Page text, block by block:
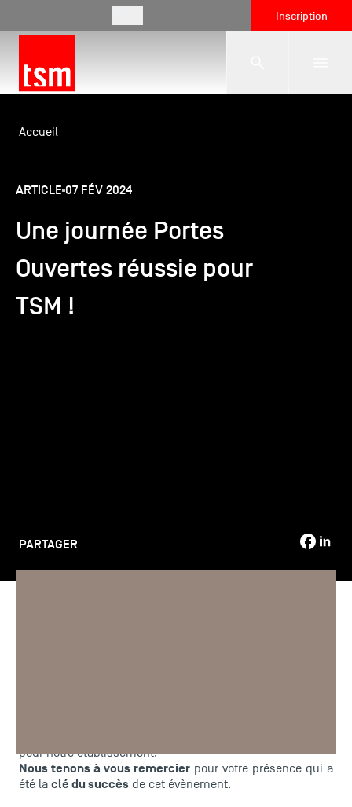
Inscription
L'école
Formations
Vie étudiante
Entreprises
PARTAGER
Accueil
ARTICLE 07 FÉV 2024
Une journée Portes
Ouvertes réussie pour
TSM !
pour notre établissement.
Nous tenons à vous remercier pour votre présence qui a
été la clé du succès de cet évènement.